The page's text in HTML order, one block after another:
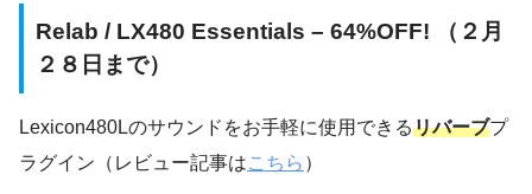
Relab / LX480 Essentials – 64%OFF! （２月
２８日まで）
Lexicon480Lのサウンドをお手軽に使用できるリバーブプ
ラグイン（レビュー記事はこちら ）